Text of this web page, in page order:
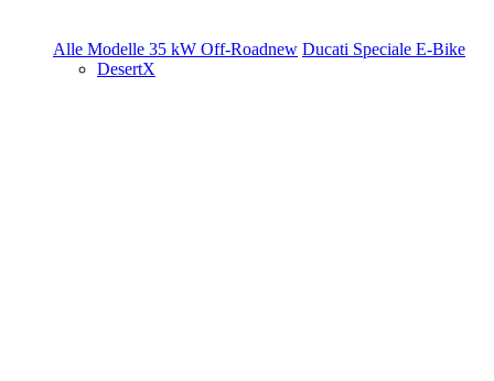
Alle Modelle 35 kW Off-Roadnew Ducati Speciale E-Bike
DesertX